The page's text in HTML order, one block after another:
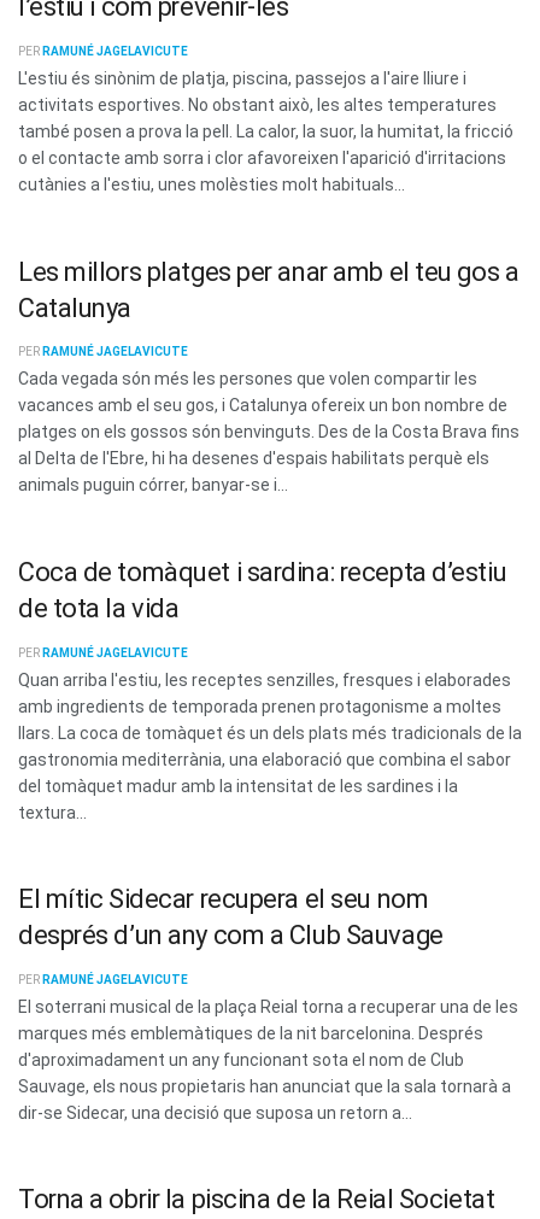
l’estiu i com prevenir-les
PER RAMUNÉ JAGELAVICUTE
L'estiu és sinònim de platja, piscina, passejos a l'aire lliure i
activitats esportives. No obstant això, les altes temperatures
també posen a prova la pell. La calor, la suor, la humitat, la fricció
o el contacte amb sorra i clor afavoreixen l'aparició d'irritacions
cutànies a l'estiu, unes molèsties molt habituals...
Les millors platges per anar amb el teu gos a
Catalunya
PER RAMUNÉ JAGELAVICUTE
Cada vegada són més les persones que volen compartir les
vacances amb el seu gos, i Catalunya ofereix un bon nombre de
platges on els gossos són benvinguts. Des de la Costa Brava fins
al Delta de l'Ebre, hi ha desenes d'espais habilitats perquè els
animals puguin córrer, banyar-se i...
Coca de tomàquet i sardina: recepta d’estiu
de tota la vida
PER RAMUNÉ JAGELAVICUTE
Quan arriba l'estiu, les receptes senzilles, fresques i elaborades
amb ingredients de temporada prenen protagonisme a moltes
llars. La coca de tomàquet és un dels plats més tradicionals de la
gastronomia mediterrània, una elaboració que combina el sabor
del tomàquet madur amb la intensitat de les sardines i la
textura...
El mític Sidecar recupera el seu nom
després d’un any com a Club Sauvage
PER RAMUNÉ JAGELAVICUTE
El soterrani musical de la plaça Reial torna a recuperar una de les
marques més emblemàtiques de la nit barcelonina. Després
d'aproximadament un any funcionant sota el nom de Club
Sauvage, els nous propietaris han anunciat que la sala tornarà a
dir-se Sidecar, una decisió que suposa un retorn a...
Torna a obrir la piscina de la Reial Societat